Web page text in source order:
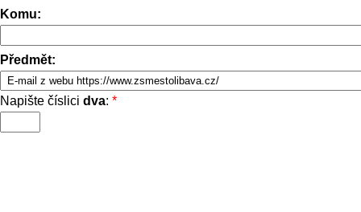
Komu:
Předmět:
Napište číslici dva: *